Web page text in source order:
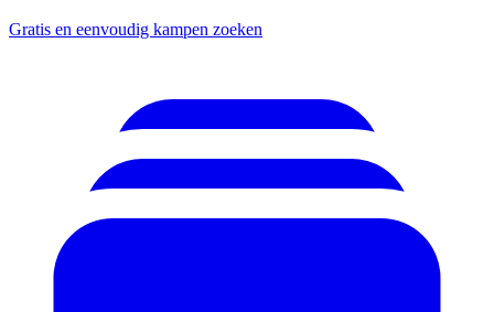
Gratis en eenvoudig kampen zoeken